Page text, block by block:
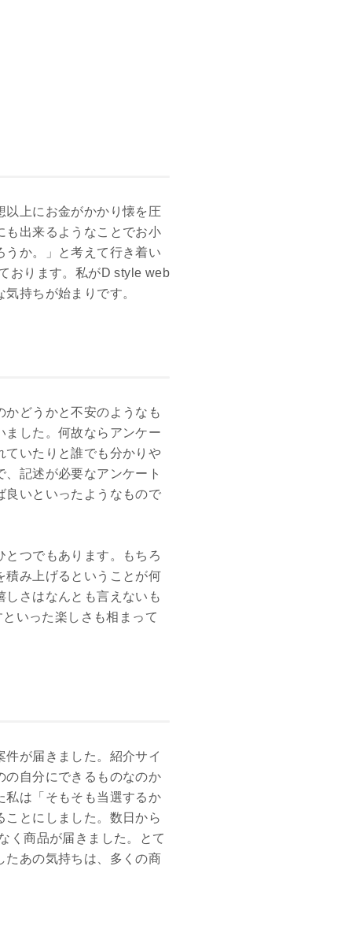
以上にお金がかかり懐を圧
も出来るようなことでお小
うか。」と考えて行き着い
おります。私がD style web
持ちが始まりです。
どうかと不安のようなも
ました。何故ならアンケー
ていたりと誰でも分かりや
記述が必要なアンケート
良いといったようなもので
つでもあります。もちろ
積み上げるということが何
さはなんとも言えないも
いった楽しさも相まって
件が届きました。紹介サイ
の自分にできるものなのか
私は「そもそも当選するか
とにしました。数日から
く商品が届きました。とて
たあの気持ちは、多くの商